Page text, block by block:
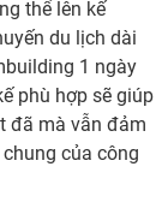
thể lên kế
du lịch dài
1 ngày
phù hợp sẽ giúp
đã mà vẫn đảm
của công